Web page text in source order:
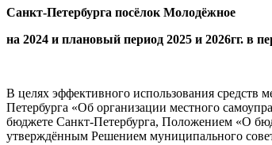
Санкт-Петербурга посёлок Молодёжное
на 2024 и плановый период 2025 и 2026гг. в
В целях эффективного использования средств
Петербурга «Об организации местного
бюджете Санкт-Петербурга, Положением «О
утверждённым Решением муниципального